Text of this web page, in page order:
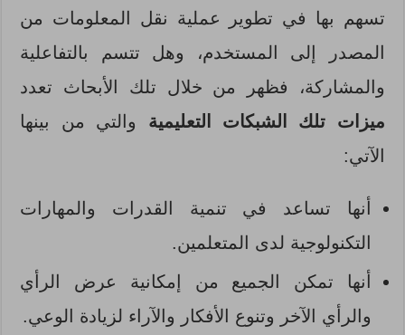
تسهم بها في تطوير عملية نقل المعلومات من
المصدر إلى المستخدم، وهل تتسم بالتفاعلية
والمشاركة، فظهر من خلال تلك الأبحاث تعدد
ميزات تلك الشبكات التعليمية والتي من بينها
الآتي:
أنها تساعد في تنمية القدرات والمهارات
التكنولوجية لدى المتعلمين.
أنها تمكن الجميع من إمكانية عرض الرأي
والرأي الآخر وتنوع الأفكار والآراء لزيادة الوعي.